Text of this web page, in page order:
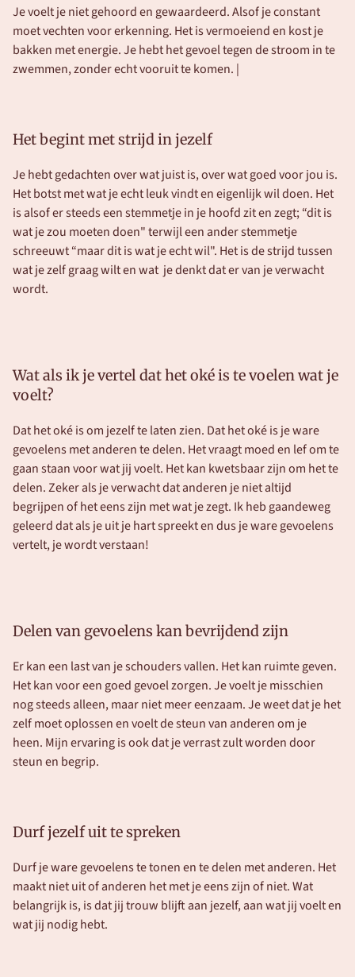
Je voelt je niet gehoord en gewaardeerd. Alsof je constant
moet vechten voor erkenning. Het is vermoeiend en kost je
bakken met energie. Je hebt het gevoel tegen de stroom in te
zwemmen, zonder echt vooruit te komen. |
Het begint met strijd in jezelf
Je hebt gedachten over wat juist is, over wat goed voor jou is.
Het botst met wat je echt leuk vindt en eigenlijk wil doen. Het
is alsof er steeds een stemmetje in je hoofd zit en zegt; “dit is
wat je zou moeten doen" terwijl een ander stemmetje
schreeuwt “maar dit is wat je echt wil". Het is de strijd tussen
wat je zelf graag wilt en wat  je denkt dat er van je verwacht
wordt.
Wat als ik je vertel dat het oké is te voelen wat je
voelt?
Dat het oké is om jezelf te laten zien. Dat het oké is je ware
gevoelens met anderen te delen. Het vraagt moed en lef om te
gaan staan voor wat jij voelt. Het kan kwetsbaar zijn om het te
delen. Zeker als je verwacht dat anderen je niet altijd
begrijpen of het eens zijn met wat je zegt. Ik heb gaandeweg
geleerd dat als je uit je hart spreekt en dus je ware gevoelens
vertelt, je wordt verstaan!
Delen van gevoelens kan bevrijdend zijn
Er kan een last van je schouders vallen. Het kan ruimte geven.
Het kan voor een goed gevoel zorgen. Je voelt je misschien
nog steeds alleen, maar niet meer eenzaam. Je weet dat je het
zelf moet oplossen en voelt de steun van anderen om je
heen. Mijn ervaring is ook dat je verrast zult worden door
steun en begrip.
Durf jezelf uit te spreken
Durf je ware gevoelens te tonen en te delen met anderen. Het
maakt niet uit of anderen het met je eens zijn of niet. Wat
belangrijk is, is dat jij trouw blijft aan jezelf, aan wat jij voelt en
wat jij nodig hebt.